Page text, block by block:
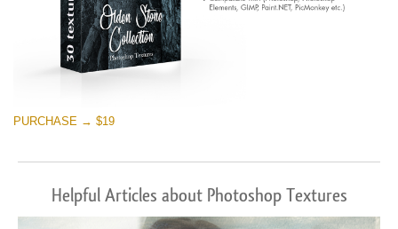
PURCHASE → $19
Helpful Articles about Photoshop Textures